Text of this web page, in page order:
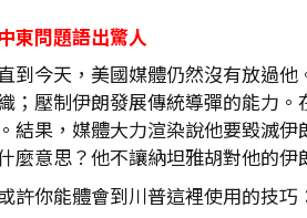
東問題語出驚人
到今天，美國媒體仍然沒有放過
；壓制伊朗發展傳統導彈的能力
結果，媒體大力渲染說他要毀滅
麼意思？他不讓納坦雅胡對他的
許你能體會到川普這裡使用的技